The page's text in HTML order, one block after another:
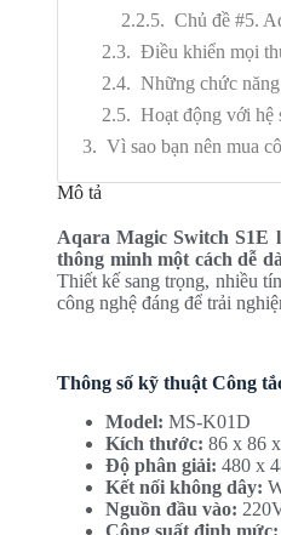
Chủ đề #5.
Điều khiển mọi
Những chức
Hoạt động với hệ
Vì sao bạn nên mua
Mô tả
Aqara Magic Switch S1E
thông minh một cách dễ
Thiết kế sang trọng, nhiều
công nghệ đáng để trải
Thông số kỹ thuật Công
Model: MS-K01D
Kích thước: 86 x 86
Độ phân giải: 480 x
Kết nối không dây:
Nguồn đầu vào: